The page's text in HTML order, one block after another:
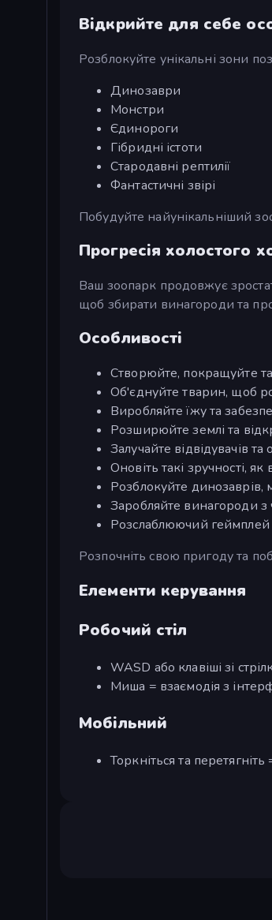
Відкрийте для себе
Розблокуйте унікальні зони
Динозаври
Монстри
Єдинороги
Гібридні істоти
Стародавні рептилії
Фантастичні звірі
Побудуйте найунікальніший
Прогресія холостого
Ваш зоопарк продовжує
щоб збирати винагороди та
Особливості
Створюйте, покращуйте
Об'єднуйте тварин, щоб
Виробляйте їжу та
Розширюйте землі та
Залучайте відвідувачів
Оновіть такі зручності,
Розблокуйте динозаврів,
Заробляйте винагороди з
Розслаблюючий геймплей
Розпочніть свою пригоду та
Елементи керування
Робочий стіл
WASD або клавіші зі
Миша = взаємодія з
Мобільний
Торкніться та перетягніть